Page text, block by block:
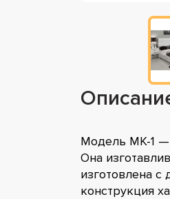
Модель МК-1 —
Она
изготовлена
конструкция